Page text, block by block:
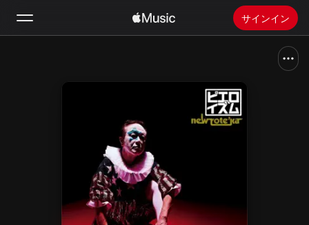
サインイン
Apple Musicをインストール